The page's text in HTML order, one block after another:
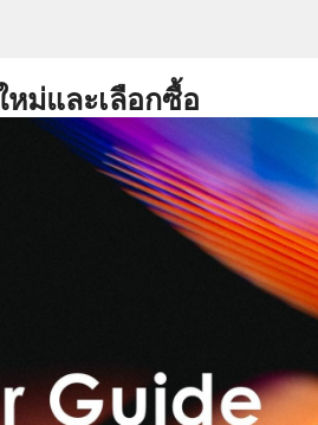
ม่และเลือกซื้อ